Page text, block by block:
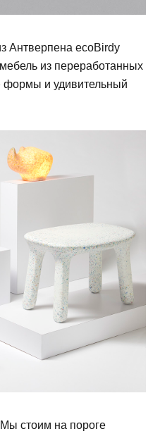
Антверпена ecoBirdy
из переработанных
формы и удивительный
Мы стоим на пороге